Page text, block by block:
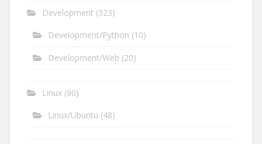
Development (323)
Development/Python (10)
Development/Web (20)
Linux (90)
Linux/Ubuntu (48)